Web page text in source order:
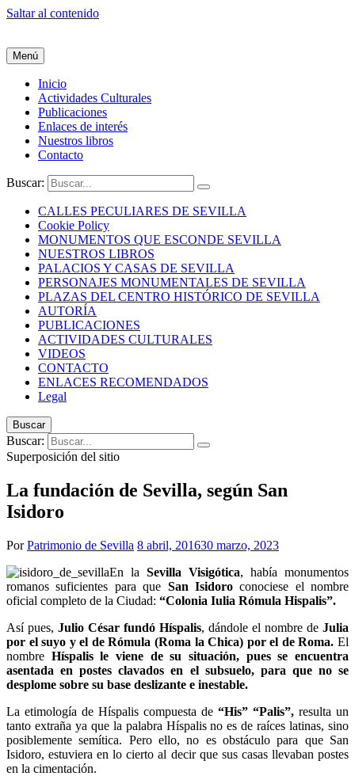
Saltar al contenido
Menú
Inicio
Actividades Culturales
Publicaciones
Enlaces de interés
Nuestros libros
Contacto
Buscar:
CALLES PECULIARES DE SEVILLA
Cookie Policy
MONUMENTOS QUE ESCONDE SEVILLA
NUESTROS LIBROS
PALACIOS Y CASAS DE SEVILLA
PERSONAJES MONUMENTALES DE SEVILLA
PLAZAS DEL CENTRO HISTÓRICO DE SEVILLA
AUTORÍA
PUBLICACIONES
ACTIVIDADES CULTURALES
VIDEOS
CONTACTO
ENLACES RECOMENDADOS
Legal
Buscar
Buscar:
Superposición del sitio
La fundación de Sevilla, según San
Isidoro
PorPatrimonio de Sevilla 8 abril, 201630 marzo, 2023
En la Sevilla Visigótica, había monumentos
romanos suficientes para que San Isidoroconociese el nombre
oficial completo de la Ciudad: “Colonia Iulia Rómula Hispalis”.
Así pues, Julio César fundó Híspalis, dándole el nombre de Julia
por el suyo y el de Rómula (Roma la Chica) por el de Roma. El
nombre Híspalis le viene de su situación, pues se encuentra
asentada en postes clavados en el subsuelo, para que no se
desplome sobre su base deslizante e inestable.
La etimología de Híspalis compuesta de “His” “Palis”, resulta un
tanto extraña ya que la palabra Híspalis no es de raíces latinas, sino
posiblemente semítica. Pero ello, no es obstáculo para que San
Isidoro, estuviera en lo cierto al decir que sus casas llevaban postes
en la cimentación.